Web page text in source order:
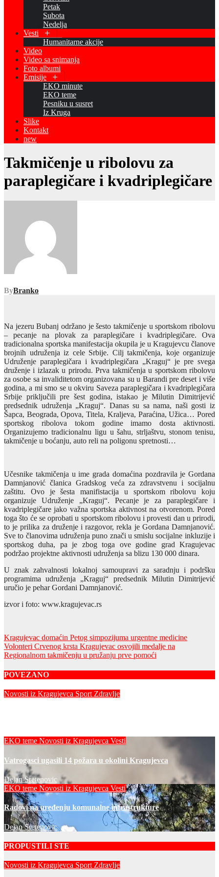
Petak
Subota
Nedelja
Vesti
Humanitarne akcije
Video
Video sa snimanja
Foto albumi
Emisije
EKO minute
EKO teme
Pesniku u susret
Iz Kruga
Slike
Kontakt
new
Takmičenje u ribolovu za
paraplegičare i kvadriplegičare
ByBranko
Na jezeru Bubanj održano je šesto takmičenje u sportskom ribolovu
– pecanje na plovak za paraplegičare i kvadriplegičare. Ova
tradicionalna sportska manifestacija okupila je u Kragujevcu članove
brojnih udruženja iz cele Srbije. Cilj takmičenja, koje organizuje
Udruženje paraplegičara i kvadriplegičara „Kraguj“ je pre svega
druženje i izlazak u prirodu. Prva takmičenja u sportskom ribolovu
za osobe sa invaliditetom organizovana su u Barandi pre deset i više
godina, a mi smo se u okviru Saveza paraplegičara i kvadriplegičara
Srbije priključili pre šest godina, istakao je Milutin Dimitrijević
predsednik udruženja „Kraguj“. Danas su sa nama, naši gosti iz
Šapca, Beograda, Opova, Titela, Kraljeva, Paraćina, Užica… Pored
sportskog ribolova tokom godine imamo dosta aktivnosti.
Organizujemo tradicionalnu ligu u šahu, strljaštvu, stonom tenisu,
takmičenje u boćanju, auto reli na poligonu spretnosti…
Učesnike takmičenja u ime grada domaćina pozdravila je Gordana
Damnjanović članica Gradskog veća za zdravstvenu i socijalnu
zaštitu. Ovo je šesta manifistacija u sportskom ribolovu koju
organizuje Udruženje „Kraguj“. Pecanje je za paraplegičare i
kvadriplegičare jako važna sportska aktivnost na otvorenom. Pored
toga što će se oprobati u sportskom ribolovu i provesti dan u prirodi,
to je prilika za druženje i razgovor, rekla je Gordana Damnjanović.
Sve to članovima udruženja puno znači u smislu socijalne inkluzije i
sportskog duha, pa je zbog toga ove godine grad Kragujevac
podržao projektne aktivnosti udruženja sa blizu 130 000 dinara.
U znak zahvalnosti lokalnoj samoupravi za saradnju i podršku
programima udruženja „Kraguj“ predsednik Milutin Dimitrijević
uručio je pehar Gordani Damnjanović.
izvor i foto: www.kragujevac.rs
Post
navigation
Kragujevac domaćin Petog simpozijuma urgentne medicine
Volonteri Crvenog krsta Kragujevac osvojili medalje na
Regionalnom takmičenju u pružanju prve pomoći
POVEZANO
Novosti iz Kragujevca Sport Zdravlje
EKO teme Novosti iz Kragujevca Vesti
Vatrogasci ugasili 14 požara u okolini Kragujevca
Dejan Sretenovic
EKO teme Novosti iz Kragujevca Vesti
Radovi na uređenju komunalne infrastrukture
Dejan Sretenovic
PROPUSTILI STE
Novosti iz Kragujevca Sport Zdravlje